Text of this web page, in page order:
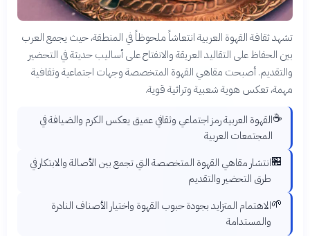
تشهد ثقافة القهوة العربية انتعاشاً ملحوظاً في المنطقة، حيث يجمع العرب
بين الحفاظ على التقاليد العريقة والانفتاح على أساليب حديثة في التحضير
والتقديم. أصبحت مقاهي القهوة المتخصصة وجهات اجتماعية وثقافية
مهمة، تعكس هوية شعبية وتراثية قوية.
☕القهوة العربية رمز اجتماعي وثقافي عميق يعكس الكرم والضيافة في
المجتمعات العربية
🏪انتشار مقاهي القهوة المتخصصة التي تجمع بين الأصالة والابتكار في
طرق التحضير والتقديم
🌱الاهتمام المتزايد بجودة حبوب القهوة واختيار الأصناف النادرة
والمستدامة